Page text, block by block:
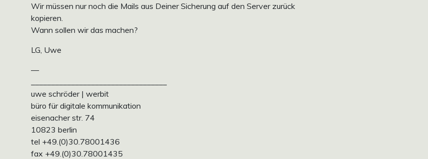
Wir müssen nur noch die Mails aus Deiner Sicherung auf den Server zurück
kopieren.
Wann sollen wir das machen?
LG, Uwe
—
uwe schröder | werbit
büro für digitale kommunikation
eisenacher str. 74
10823 berlin
tel +49.(0)30.78001436
fax +49.(0)30.78001435